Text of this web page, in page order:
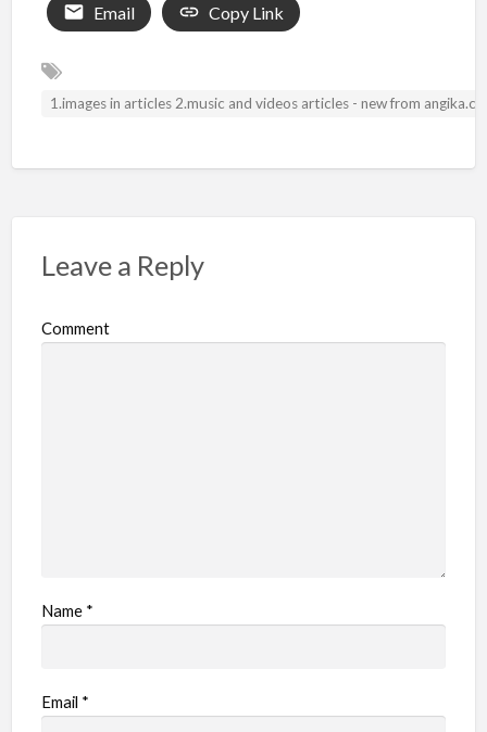
Email Copy Link
1.images in articles 2.music and videos articles - new from
Leave a Reply
Comment
Name *
Email *